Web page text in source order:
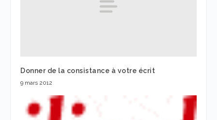
Donner de la consistance à votre écrit
9 mars 2012